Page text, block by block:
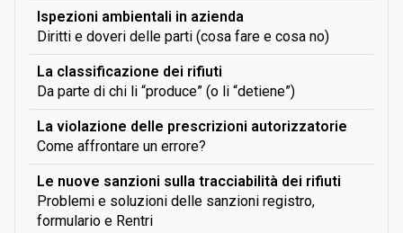
Ispezioni ambientali in azienda
Diritti e doveri delle parti (cosa fare e cosa no)
La classificazione dei rifiuti
Da parte di chi li “produce” (o li “detiene”)
La violazione delle prescrizioni autorizzatorie
Come affrontare un errore?
Le nuove sanzioni sulla tracciabilità dei rifiuti
Problemi e soluzioni delle sanzioni registro,
formulario e Rentri